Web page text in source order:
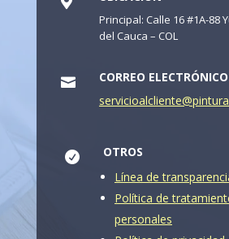
Principal: Calle 16 #1A-88
del Cauca – COL

CORREO ELECTRÓNICO

OTROS
Línea de
Política de
personales